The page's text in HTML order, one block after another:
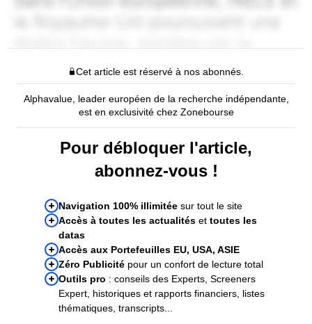
Cet article est réservé à nos abonnés.
Alphavalue, leader européen de la recherche indépendante,
est en exclusivité chez Zonebourse
Pour débloquer l'article,
abonnez-vous !
Navigation 100% illimitée sur tout le site
Accès à toutes les actualités et toutes les
datas
Accès aux Portefeuilles EU, USA, ASIE
Zéro Publicité pour un confort de lecture total
Outils pro : conseils des Experts, Screeners
Expert, historiques et rapports financiers, listes
thématiques, transcripts...